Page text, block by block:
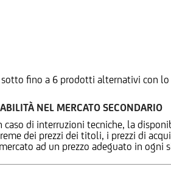
fino a 6 prodotti alternativi con
NEL MERCATO SECONDARIO
caso di interruzioni tecniche, la
dei prezzi dei titoli, i prezzi di
ad un prezzo adeguato in ogni